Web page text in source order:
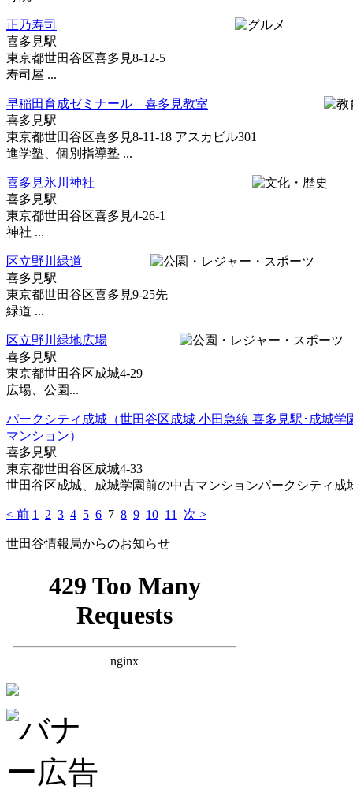
正乃寿司
喜多見駅
東京都世田谷区喜多見8-12-5
寿司屋 ...
早稲田育成ゼミナール 喜多見教室
喜多見駅
東京都世田谷区喜多見8-11-18 アスカビル301
進学塾、個別指導塾 ...
喜多見氷川神社
喜多見駅
東京都世田谷区喜多見4-26-1
神社 ...
区立野川緑道
喜多見駅
東京都世田谷区喜多見9-25先
緑道 ...
区立野川緑地広場
喜多見駅
東京都世田谷区成城4-29
広場、公園...
パークシティ成城（世田谷区成城 小田急線 喜多見駅･成城学
マンション）
喜多見駅
東京都世田谷区成城4-33
世田谷区成城、成城学園前の中古マンションパークシティ成
< 前 1 2 3 4 5 6 7 8 9 10 11 次 >
世田谷情報局からのお知らせ